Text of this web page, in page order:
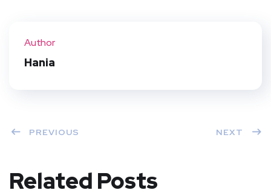
Author
Hania
PREVIOUS NEXT
Related Posts